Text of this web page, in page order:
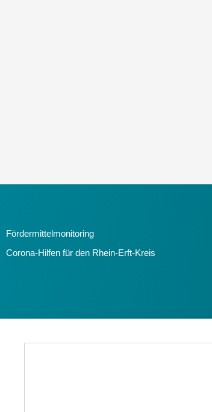
Fördermittelmonitoring
Corona-Hilfen für den Rhein-Erft-Kreis